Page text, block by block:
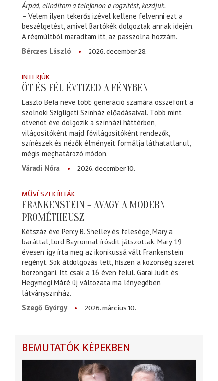
Árpád, elindítom a telefonon a rögzítést, kezdjük.
– Velem ilyen tekerős izével kellene felvenni ezt a
beszélgetést, amivel Bartókék dolgoztak annak idején.
A régmúltból maradtam itt, az passzolna hozzám.
Bérczes László
2026. december 28.
INTERJÚK
ÖT ÉS FÉL ÉVTIZED A FÉNYBEN
László Béla neve több generáció számára összeforrt a
szolnoki Szigligeti Színház előadásaival. Több mint
ötvenöt éve dolgozik a színházi háttérben,
világosítóként majd fővilágosítóként rendezők,
színészek és nézők élményeit formálja láthatatlanul,
mégis meghatározó módon.
Váradi Nóra
2026. december 10.
MŰVÉSZEK ÍRTÁK
FRANKENSTEIN – AVAGY A MODERN
PROMÉTHEUSZ
Kétszáz éve Percy B. Shelley és felesége, Mary a
baráttal, Lord Bayronnal írósdit játszottak. Mary 19
évesen így írta meg az ikonikussá vált Frankenstein
regényt. Sok átdolgozás lett, hiszen a közönség szeret
borzongani. Itt csak a 16 éven felül. Garai Judit és
Hegymegi Máté új változata ma lényegében
látványszínház.
Szegő György
2026. március 10.
BEMUTATÓK KÉPEKBEN